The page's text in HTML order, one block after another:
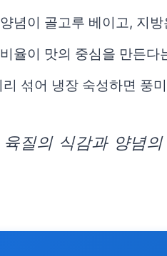
념이 골고루 베이고, 지
율이 맛의 중심을 만든다
섞어 냉장 숙성하면 풍
질의 식감과 양념